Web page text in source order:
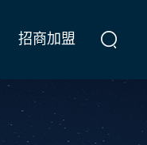
招商加盟